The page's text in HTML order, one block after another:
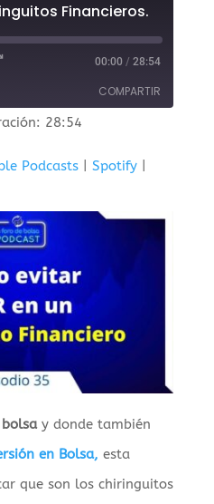
Financieros.
00:00 / 28:54
COMPARTIR
28:54
Podcasts| Spotify|
y donde también
en Bolsa, esta
que son los chiringuitos